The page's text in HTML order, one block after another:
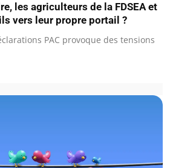
les agriculteurs de la FDSEA et
vers leur propre portail ?
PAC provoque des tensions